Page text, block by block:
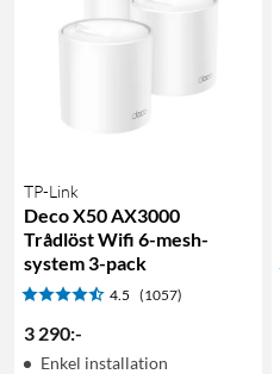
TP-Link
Deco X50 AX3000
Trådlöst Wifi 6-mesh-
system 3-pack
4.5 (1057)
3 290:-
Enkel installation